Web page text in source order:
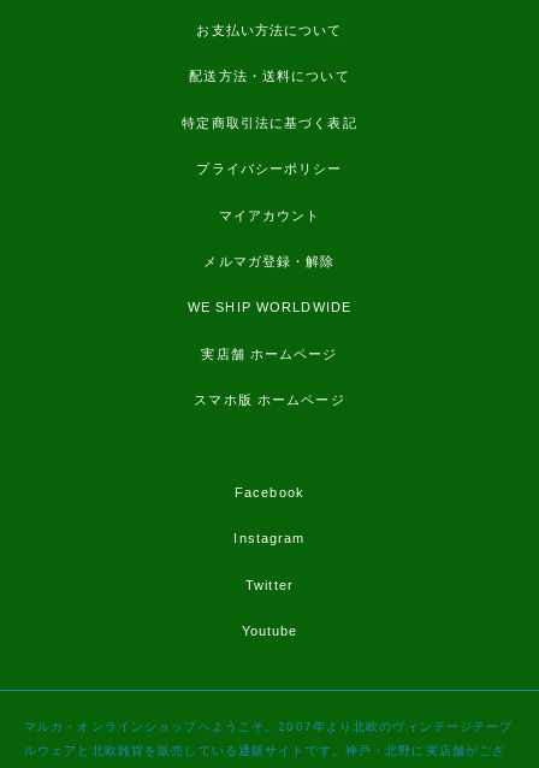
お支払い方法について
配送方法・送料について
特定商取引法に基づく表記
プライバシーポリシー
マイアカウント
メルマガ登録・解除
WE SHIP WORLDWIDE
実店舗 ホームページ
スマホ版 ホームページ
Facebook
Instagram
Twitter
Youtube
マルカ・オンラインショップへようこそ。2007年より北欧のヴィンテージテーブ
ルウェアと北欧雑貨を販売している通販サイトです。神戸・北野に実店舗がござ